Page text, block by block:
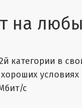
на
категории в
с